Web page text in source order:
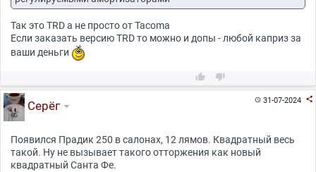
Так это TRD а не просто от Tacoma
Если заказать версию TRD то можно и допы - любой каприз за
ваши деньги
 
31-07-2024 
Серёг
Появился Прадик 250 в салонах, 12 лямов. Квадратный весь
такой. Ну не вызывает такого отторжения как новый
квадратный Санта Фе.